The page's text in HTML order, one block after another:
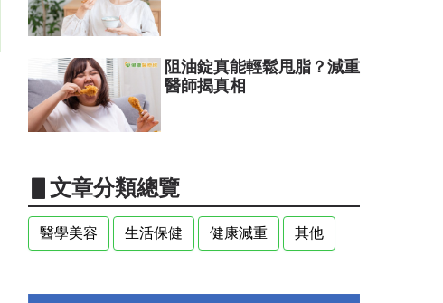
阻油錠真能輕鬆甩脂？減重
醫師揭真相
▋文章分類總覽
醫學美容 生活保健 健康減重 其他